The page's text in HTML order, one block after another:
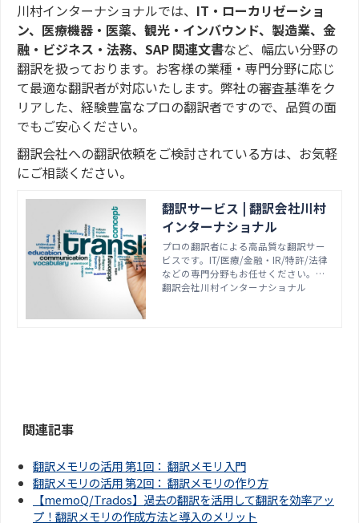
川村インターナショナルでは、 IT・ローカリゼーショ
ン、医療機器・医薬、観光・インバウンド、製造業、金
融・ビジネス・法務、SAP 関連文書など、幅広い分野の
翻訳を扱っております。お客様の業種・専門分野に応じ
て最適な翻訳者が対応いたします。弊社の審査基準をク
リアした、経験豊富なプロの翻訳者ですので、品質の面
でもご安心ください。
翻訳会社への翻訳依頼をご検討されている方は、お気軽
にご相談ください。
翻訳サービス | 翻訳会社川村
インターナショナル
プロの翻訳者による高品質な翻訳サー
ビスです。IT/医療/金融・IR/特許/法律
などの専門分野もお任せください。日
⇔英をはじめ、アジア言語・FIGS/ヨー
翻訳会社川村インターナショナル
関連記事
翻訳メモリの活用 第1回： 翻訳メモリ入門
翻訳メモリの活用 第2回： 翻訳メモリの作り方
【memoQ/Trados】過去の翻訳を活用して翻訳を効率アッ
プ！翻訳メモリの作成方法と導入のメリット